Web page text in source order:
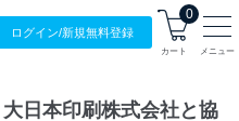
ログイン/新規無料登録
0
カート メニュー
日本印刷株式会社と協